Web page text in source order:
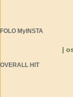
FOLO MyINSTA
|
OVERALL HIT